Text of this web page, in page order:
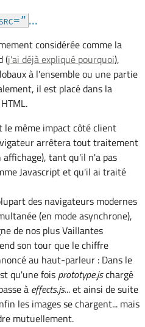
...
considérée comme la
(j'ai déjà expliqué pourquoi),
à l'ensemble ou une partie
il est placé dans la
le même impact côté client
arrêtera tout traitement
affichage), tant qu'il n'a pas
Javascript et qu'il ai traité
des navigateurs modernes
(en mode asynchrone),
de nos plus Vaillantes
son tour que le chiffre
au haut-parleur : Dans le
qu'une fois prototype.jschargé
à effects.js... et ainsi de suite
les images se chargent... mais
mutuellement.